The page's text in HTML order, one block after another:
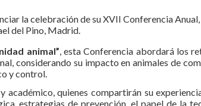
la celebración de su XVII Conferencia
del Pino, Madrid.
animal” , esta Conferencia abordará los
considerando su impacto en animales de
y control.
quienes compartirán su
estrategias de prevención, el papel de la